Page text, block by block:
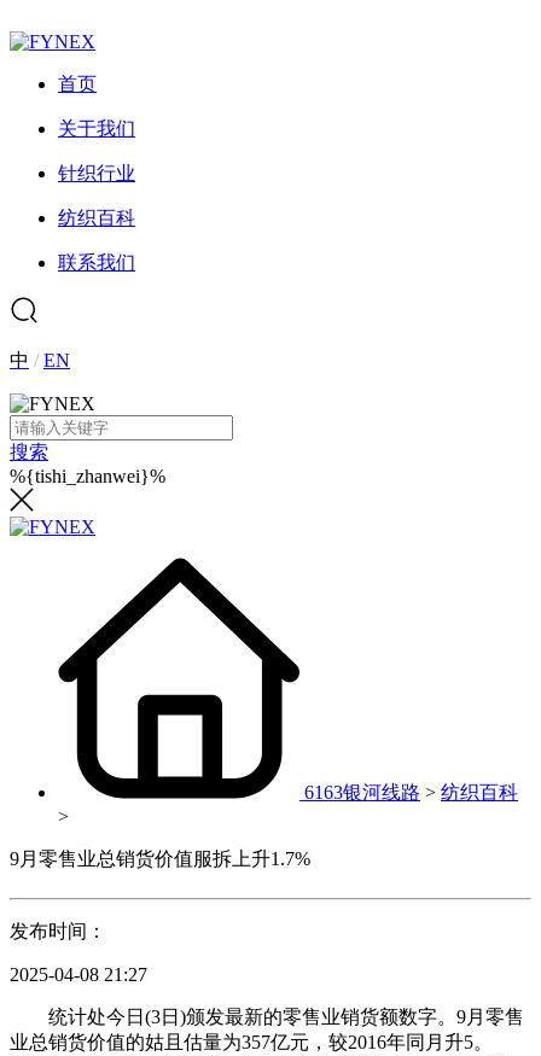
首页
关于我们
针织行业
纺织百科
联系我们
中 /EN
搜索
%{tishi_zhanwei}%
6163银河线路 > 纺织百科
>
9月零售业总销货价值服拆上升1.7%
发布时间：
2025-04-08 21:27
统计处今日(3日)颁发最新的零售业销货额数字。9月零售
业总销货价值的姑且估量为357亿元，较2016年同月升5。